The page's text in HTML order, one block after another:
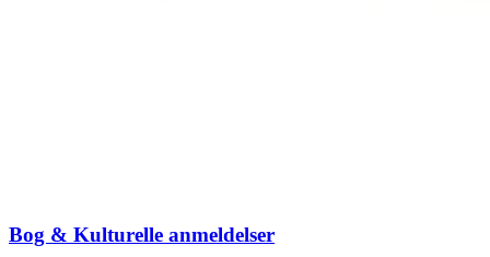
Bog & Kulturelle anmeldelser